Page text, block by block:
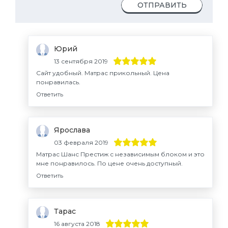
ОТПРАВИТЬ
Юрий
13 сентября 2019
Сайт удобный. Матрас прикольный. Цена
понравилась.
Ответить
Ярослава
03 февраля 2019
Матрас Шанс Престиж с независимым блоком и это
мне понравилось. По цене очень доступный.
Ответить
Тарас
16 августа 2018